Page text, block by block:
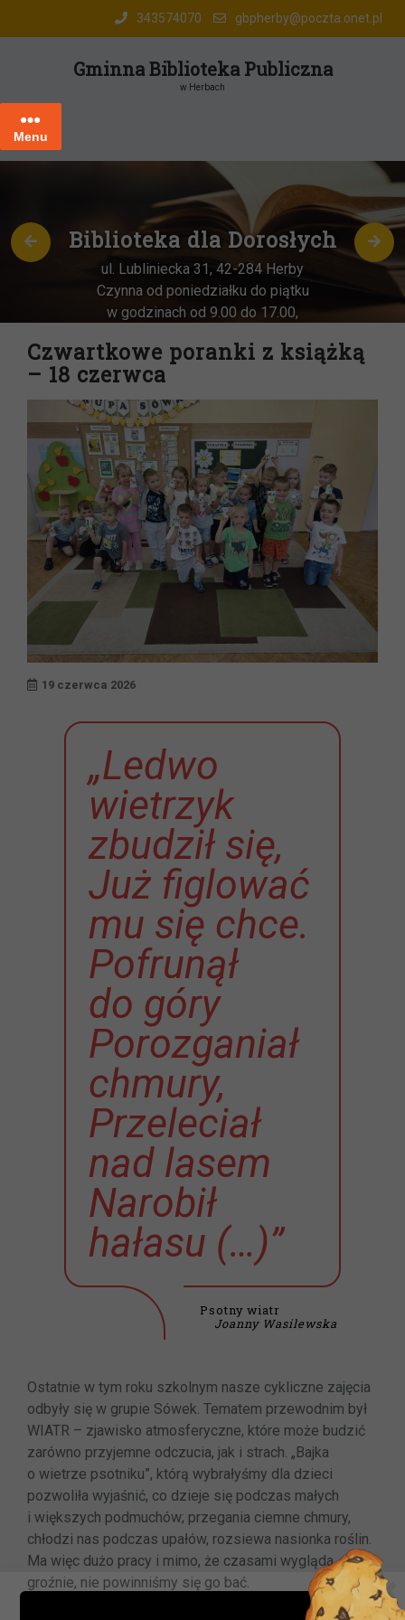
343574070 gbpherby@poczta.onet.pl
Gminna Biblioteka Publiczna
w Herbach
Menu
Biblioteka dla Dorosłych
ul. Lubliniecka 31, 42-284 Herby
Czynna od poniedziałku do piątku
w godzinach od 9.00 do 17.00,
w godz. 9:00-13:00
Czwartkowe poranki z książką
– 18 czerwca
19 czerwca 2026
„Ledwo
wietrzyk
zbudził się,
Już figlować
mu się chce.
Pofrunął
do góry
Porozganiał
chmury,
Przeleciał
nad lasem
Narobił
hałasu (…)”
Psotny wiatr
Joanny Wasilewska
Ostatnie w tym roku szkolnym nasze cykliczne zajęcia
odbyły się w grupie Sówek. Tematem przewodnim był
WIATR – zjawisko atmosferyczne, które może budzić
zarówno przyjemne odczucia, jak i strach. „Bajka
o wietrze psotniku”, którą wybrałyśmy dla dzieci
pozwoliła wyjaśnić, co dzieje się podczas małych
i większych podmuchów; przegania ciemne chmury,
chłodzi nas podczas upałów, rozsiewa nasionka roślin.
Ma więc dużo pracy i mimo, że czasami wygląda
groźnie, nie powinniśmy się go bać.